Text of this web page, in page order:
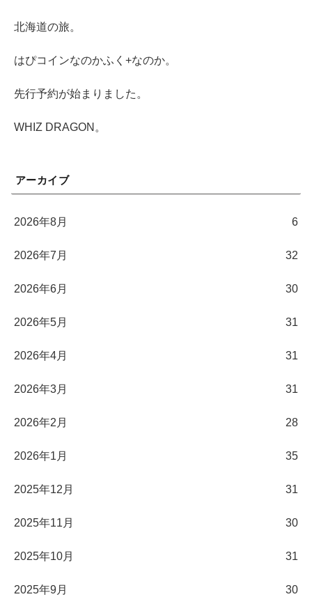
北海道の旅。
はぴコインなのかふく+なのか。
先行予約が始まりました。
WHIZ DRAGON。
アーカイブ
2026年8月 6
2026年7月 32
2026年6月 30
2026年5月 31
2026年4月 31
2026年3月 31
2026年2月 28
2026年1月 35
2025年12月 31
2025年11月 30
2025年10月 31
2025年9月 30